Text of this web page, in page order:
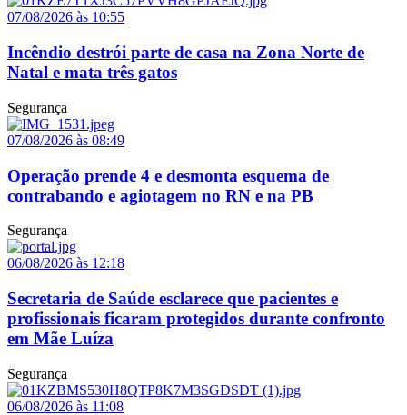
07/08/2026 às 10:55
Incêndio destrói parte de casa na Zona Norte de
Natal e mata três gatos
Segurança
07/08/2026 às 08:49
Operação prende 4 e desmonta esquema de
contrabando e agiotagem no RN e na PB
Segurança
06/08/2026 às 12:18
Secretaria de Saúde esclarece que pacientes e
profissionais ficaram protegidos durante confronto
em Mãe Luíza
Segurança
06/08/2026 às 11:08